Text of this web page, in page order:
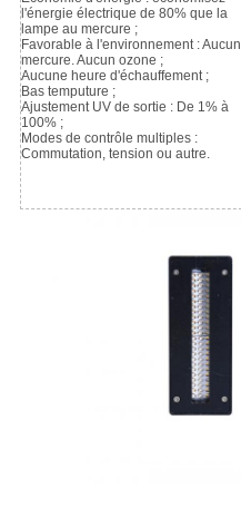
l'énergie électrique de 80% que la
lampe au mercure ;
Favorable à l'environnement : Aucun
mercure. Aucun ozone ;
Aucune heure d'échauffement ;
Bas temputure ;
Ajustement UV de sortie : De 1% à
100% ;
Modes de contrôle multiples :
Commutation, tension ou autre.